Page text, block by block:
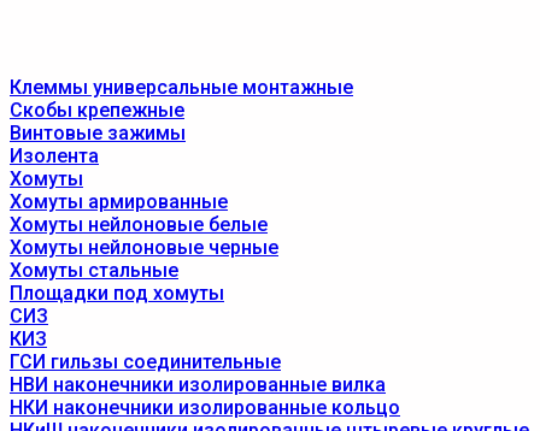
Клеммы универсальные монтажные
Скобы крепежные
Винтовые зажимы
Изолента
Хомуты
Хомуты армированные
Хомуты нейлоновые белые
Хомуты нейлоновые черные
Хомуты стальные
Площадки под хомуты
СИЗ
КИЗ
ГСИ гильзы соединительные
НВИ наконечники изолированные вилка
НКИ наконечники изолированные кольцо